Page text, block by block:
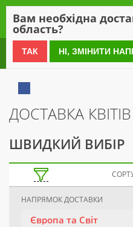
0 800 21 54 55
ДОСТАВКА КВІТІВ
ШВИДКИЙ ВИБІР
НАПРЯМОК ДОСТАВКИ
Європа та Світ
Вам необхідна
область?
ТАК НІ, ЗМІНИТИ